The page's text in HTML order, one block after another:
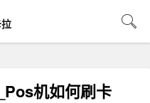
机如何刷卡